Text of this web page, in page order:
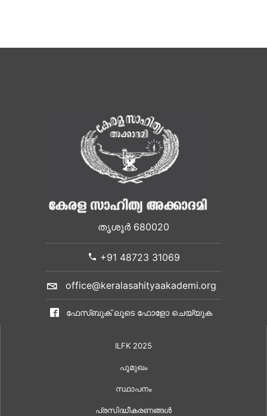
തൃശൂർ 680020
+91 48723 31069
office@keralasahityaakademi.org
ഫേസ്ബുക് ലൂടെ ഫോളോ ചെയ്യുക
ILFK 2025
പൂമുഖം
സ്ഥാപനം
പ്രസിദ്ധീകരണങ്ങൾ